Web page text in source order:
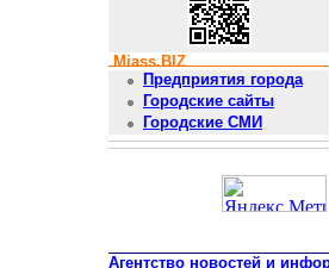
Miass.BIZ
Предприятия города
Городские сайты
Городские СМИ
Агентство новостей и